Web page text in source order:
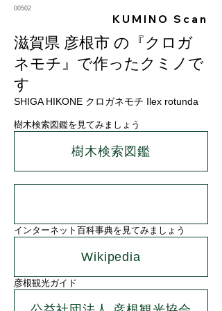
00502
KUMINO Scan
滋賀県 彦根市 の『クロガ
ネモチ』で作ったクミノで
す
SHIGA HIKONE クロガネモチ Ilex rotunda
樹木検索図鑑を見てみましょう
樹木検索図鑑
インターネット百科事典を見てみましょう
Wikipedia
彦根観光ガイド